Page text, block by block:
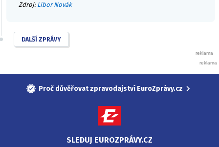
Zdroj: Libor Novák
DALŠÍ ZPRÁVY
Proč důvěřovat zpravodajství EuroZprávy.cz
SLEDUJ EUROZPRÁVY.CZ